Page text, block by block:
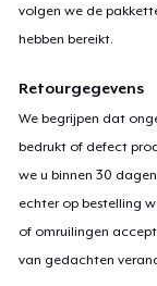
volgen we de
hebben bereikt.
Retourgegevens
We begrijpen dat
bedrukt of defect
we u binnen 30
echter op bestelling
of omruilingen
van gedachten